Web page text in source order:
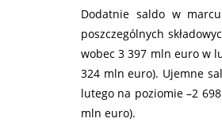
Dodatnie saldo w
poszczególnych
wobec 3 397 mln euro w
324 mln euro). Ujemne
lutego na poziomie –2
mln euro).